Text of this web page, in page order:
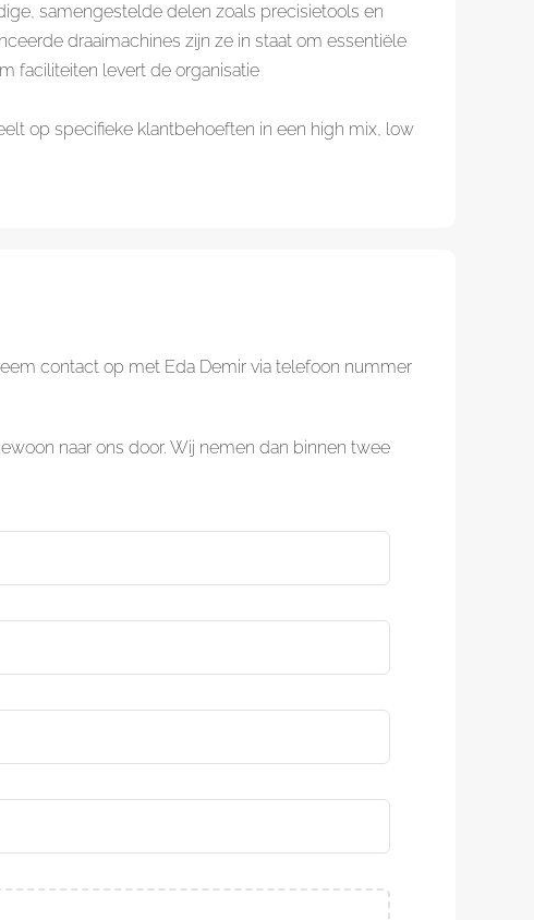
samengestelde delen zoals precisietools en
draaimachines zijn ze in staat om essentiële
faciliteiten levert de organisatie
op specifieke klantbehoeften in een high mix, low
contact op met Eda Demir via telefoon nummer
naar ons door. Wij nemen dan binnen twee